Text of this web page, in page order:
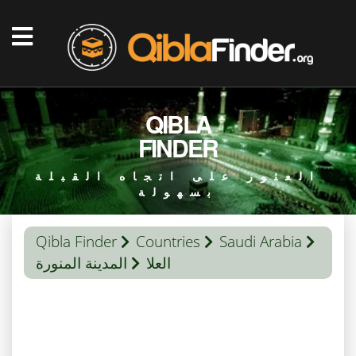
QIBLA
FINDER
العثور على اتجاه القبلة
بسهولة
Qibla Finder Countries
Saudi Arabia
المدينة المنورة
العلا